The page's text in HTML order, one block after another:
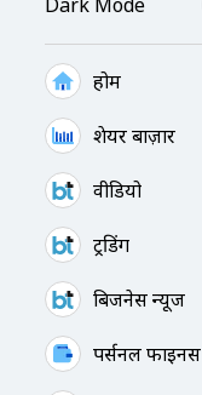
होम
शेयर बाज़ार
वीडियो
ट्रेंडिंग
बिजनेस न्यूज
पर्सनल फाइनेंस